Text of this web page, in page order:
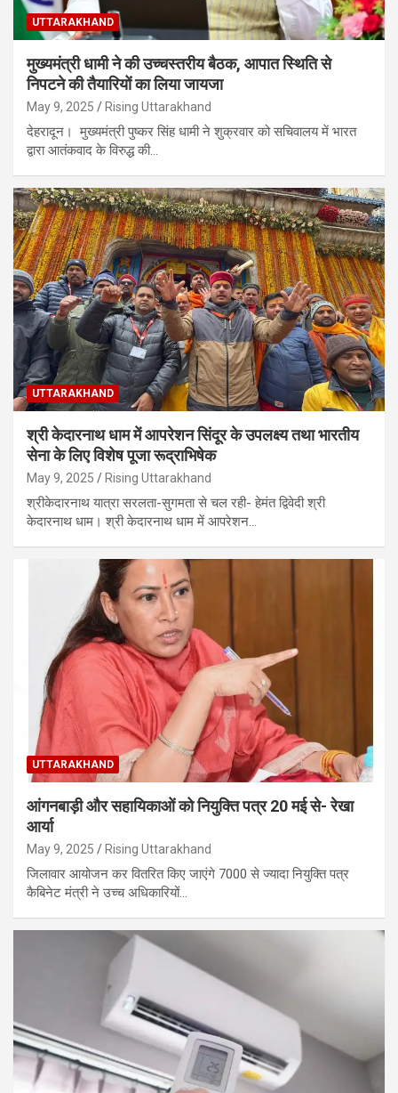
UTTARAKHAND
मुख्यमंत्री धामी ने की उच्चस्तरीय बैठक, आपात स्थिति से
निपटने की तैयारियों का लिया जायजा
May 9, 2025 Rising Uttarakhand
देहरादून। मुख्यमंत्री पुष्कर सिंह धामी ने शुक्रवार को सचिवालय में भारत
द्वारा आतंकवाद के विरुद्ध की…
UTTARAKHAND
श्री केदारनाथ धाम में आपरेशन सिंदूर के उपलक्ष्य तथा भारतीय
सेना के लिए विशेष पूजा रूद्राभिषेक
May 9, 2025 Rising Uttarakhand
श्रीकेदारनाथ यात्रा सरलता-सुगमता से चल रही- हेमंत द्विवेदी श्री
केदारनाथ धाम। श्री केदारनाथ धाम में आपरेशन…
UTTARAKHAND
आंगनबाड़ी और सहायिकाओं को नियुक्ति पत्र 20 मई से- रेखा
आर्या
May 9, 2025 Rising Uttarakhand
जिलावार आयोजन कर वितरित किए जाएंगे 7000 से ज्यादा नियुक्ति पत्र
कैबिनेट मंत्री ने उच्च अधिकारियों…